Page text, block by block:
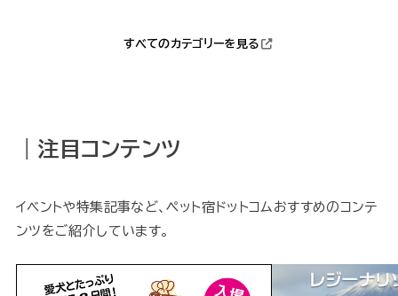
すべてのカテゴリーを見る
｜注目コンテンツ
イベントや特集記事など、ペット宿ドットコムおすすめのコンテ
ンツをご紹介しています。